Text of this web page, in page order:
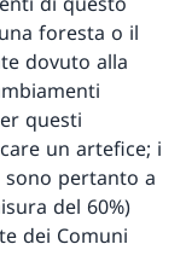
foresta o il
dovuto alla
questi
un artefice; i
pertanto a
del 60%)
dei Comuni